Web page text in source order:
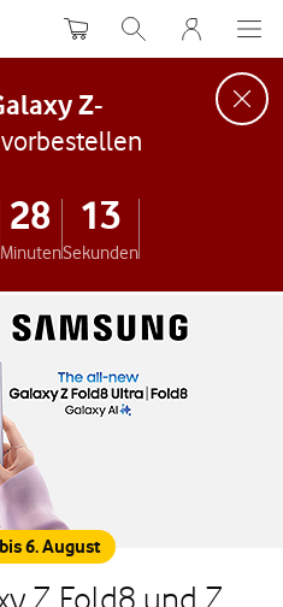
WarenkorbSuche MeinVodafone
Z-
28
Minuten
12
Sekunden
6. August
Z Fold8 und Z